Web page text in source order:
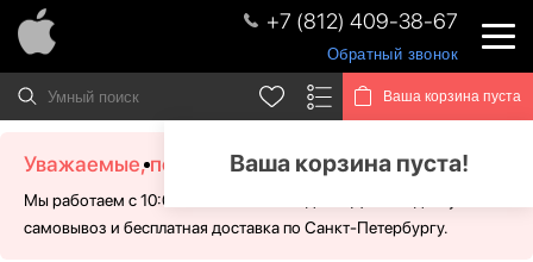
+7 (812) 409-38-67
Обратный звонок
Ваша корзина пуста
Ваша корзина пуста!
Уважаемые, посетители!
Мы работаем с 10:00 - 21:00 без выходных. Для Вас доступен
самовывоз и бесплатная доставка по Санкт-Петербургу.